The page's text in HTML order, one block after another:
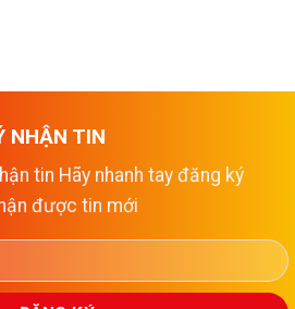
NHẬN TIN
tin Hãy nhanh tay đăng ký
được tin mới